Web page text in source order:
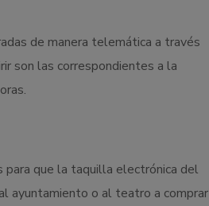
de manera telemática a través
son las correspondientes a la
para que la taquilla electrónica del
ayuntamiento o al teatro a comprar